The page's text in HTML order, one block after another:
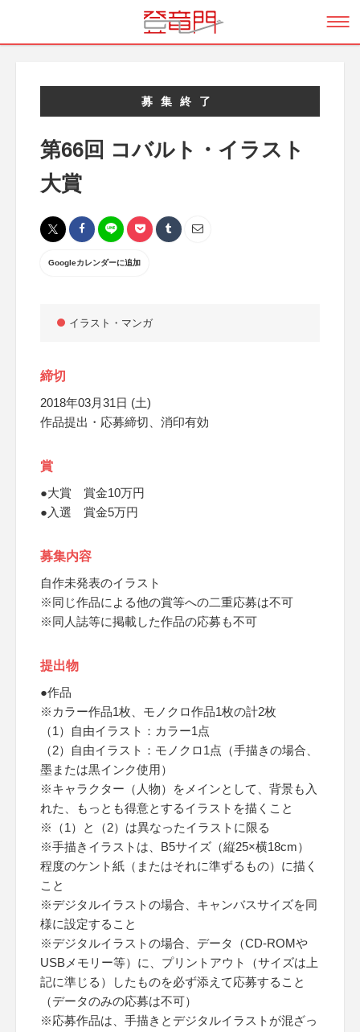
募集終了
第66回 コバルト・イラスト
大賞
Googleカレンダーに追加
イラスト・マンガ
締切
2018年03月31日 (土)
作品提出・応募締切、消印有効
賞
●大賞 賞金10万円
●入選 賞金5万円
募集内容
自作未発表のイラスト
※同じ作品による他の賞等への二重応募は不可
※同人誌等に掲載した作品の応募も不可
提出物
●作品
※カラー作品1枚、モノクロ作品1枚の計2枚
（1）自由イラスト：カラー1点
（2）自由イラスト：モノクロ1点（手描きの場合、
墨または黒インク使用）
※キャラクター（人物）をメインとして、背景も入
れた、もっとも得意とするイラストを描くこと
※（1）と（2）は異なったイラストに限る
※手描きイラストは、B5サイズ（縦25×横18cm）
程度のケント紙（またはそれに準ずるもの）に描く
こと
※デジタルイラストの場合、キャンバスサイズを同
様に設定すること
※デジタルイラストの場合、データ（CD-ROMや
USBメモリー等）に、プリントアウト（サイズは上
記に準じる）したものを必ず添えて応募すること
（データのみの応募は不可）
※応募作品は、手描きとデジタルイラストが混ざっ